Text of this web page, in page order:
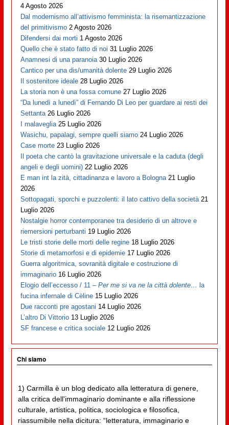
4 Agosto 2026
Dal modernismo all’attivismo femminista: la risemantizzazione
del primitivismo 2 Agosto 2026
Difendersi dai morti 1 Agosto 2026
Quello che è stato fatto di noi 31 Luglio 2026
Anamnesi di una paranoia 30 Luglio 2026
Cantico per una dis/umanità dolente 29 Luglio 2026
Il sostenitore ideale 28 Luglio 2026
La storia non è una fossa comune 27 Luglio 2026
“Da lunedì a lunedì” di Fernando Di Leo per guardare ai resti dei
Settanta 26 Luglio 2026
I malaveglia 25 Luglio 2026
Wasichu, papalagi, sempre quelli siamo 24 Luglio 2026
Case morte 23 Luglio 2026
Il poeta che cantò la gravitazione universale e la caduta (degli
angeli e degli uomini) 22 Luglio 2026
E man int la zità, cittadinanza e lavoro a Bologna 21 Luglio
2026
Sottopagati, sporchi e puzzolenti: il lato cattivo della società 21
Luglio 2026
Nostalgie horror contemporanee tra desiderio di un altrove e
riemersioni perturbanti 19 Luglio 2026
Le tristi storie delle morti delle regine 18 Luglio 2026
Storie di metamorfosi e di epidemie 17 Luglio 2026
Guerra algoritmica, sovranità digitale e costruzione di
immaginario 16 Luglio 2026
Elogio dell’eccesso / 11 –Per me si va ne la città dolente… la
fucina infernale di Cèline 15 Luglio 2026
Due racconti pre agostani 14 Luglio 2026
L’altro Di Vittorio 13 Luglio 2026
SF francese e critica sociale 12 Luglio 2026
Chi siamo
1) Carmilla è un blog dedicato alla letteratura di genere,
alla critica dell'immaginario dominante e alla riflessione
culturale, artistica, politica, sociologica e filosofica,
riassumibile nella dicitura: “letteratura, immaginario e